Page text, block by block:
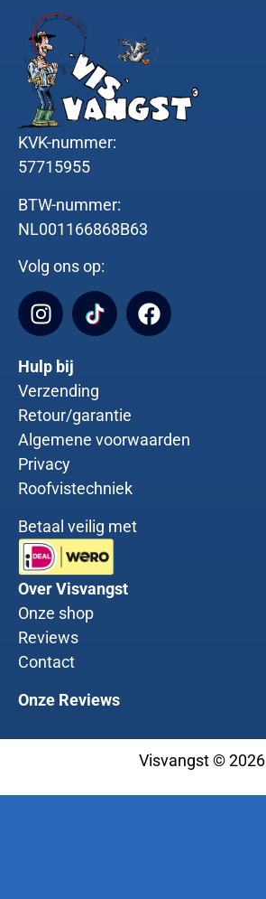
KVK-nummer:
57715955
BTW-nummer:
NL001166868B63
Volg ons op:
Hulp bij
Verzending
Retour/garantie
Algemene voorwaarden
Privacy
Roofvistechniek
Betaal veilig met
Over Visvangst
Onze shop
Reviews
Contact
Onze Reviews
Visvangst © 2026